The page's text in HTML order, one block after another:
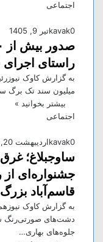
اجتماعی
kavakتیر 9, 1405 0
راستای
میلیون سند تک برگ
بیشتر بخوانید »
اجتماعی
kavakاردیبهشت 20, 1405 0
ساوجبلاغ؛
جشنواره‌ای از
قاسم‌آباد بزرگ
به گزارش کاوک
دشت‌های صورتی‌رنگ
جلوه‌های بهاری…